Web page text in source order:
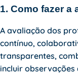
1. Como fazer a
A avaliação dos
contínuo,
transparentes,
incluir